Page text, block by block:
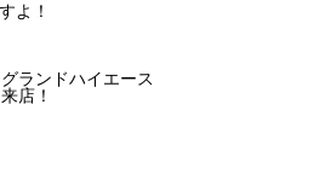
よ！
グランドハイエース
来店！